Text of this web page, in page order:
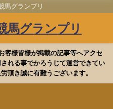
馬グランプリ
馬グランプリ
客様皆様が掲載の記事等へアクセ
れる事でかろうじて運営できてい
頂き誠に有難うございます。